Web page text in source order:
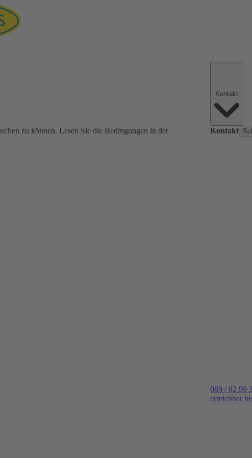
zu können. Lesen Sie die Bedingungen in der
Kontakt
089 / 82 99
erreichbar